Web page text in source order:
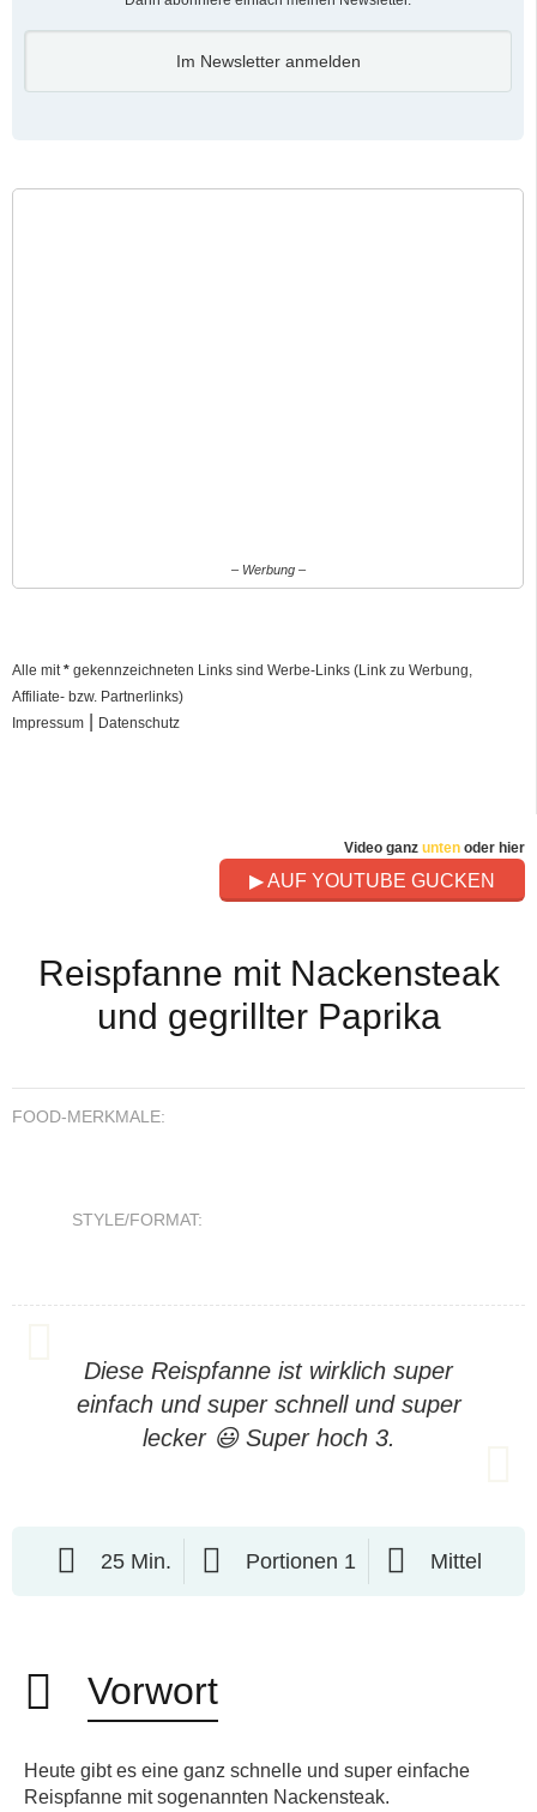
Im Newsletter anmelden
– Werbung –
Alle mit* gekennzeichneten Links sind Werbe-Links (Link zu Werbung,
Affiliate- bzw. Partnerlinks)
Impressum
Datenschutz
Video ganz unten oder hier
▶ AUF YOUTUBE GUCKEN
Reispfanne mit Nackensteak
und gegrillter Paprika
FOOD-MERKMALE:
STYLE/FORMAT:
Diese Reispfanne ist wirklich super
einfach und super schnell und super
lecker 😃 Super hoch 3.
25 Min. Portionen 1 Mittel
Vorwort
Heute gibt es eine ganz schnelle und super einfache
Reispfanne mit sogenannten Nackensteak.